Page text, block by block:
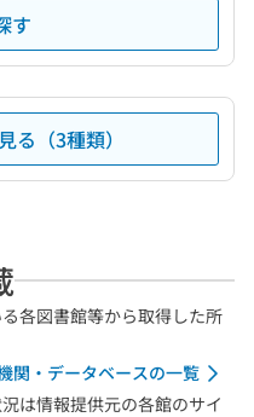
す
る（3種類）
各図書館等から取得した所
関・データベースの一覧
は情報提供元の各館のサイ